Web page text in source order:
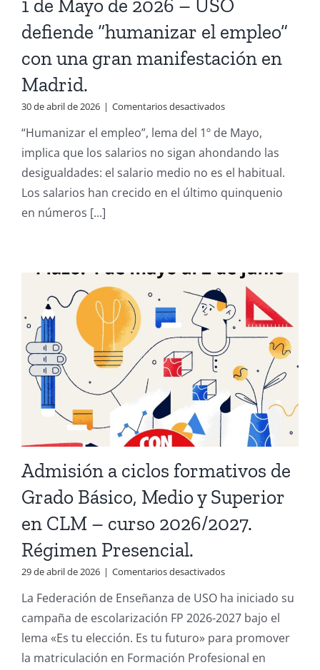
1 de Mayo de 2026 – USO
defiende “humanizar el empleo”
con una gran manifestación en
Madrid.
30 de abril de 2026 | Comentarios desactivadosen
de
Mayo
de
2026
USO
una
gran
manifestación
en
Madrid.
“Humanizar el empleo”, lema del 1º de Mayo,
implica que los salarios no sigan ahondando las
desigualdades: el salario medio no es el habitual.
Los salarios han crecido en el último quinquenio
en números [...]
Admisión a ciclos formativos de
Grado Básico, Medio y Superior
en CLM – curso 2026/2027.
Régimen Presencial.
29 de abril de 2026 | Comentarios desactivadosen
a
ciclos
formativos
de
Grado
Básico,
La Federación de Enseñanza de USO ha iniciado su
campaña de escolarización FP 2026-2027 bajo el
lema «Es tu elección. Es tu futuro» para promover
la matriculación en Formación Profesional en